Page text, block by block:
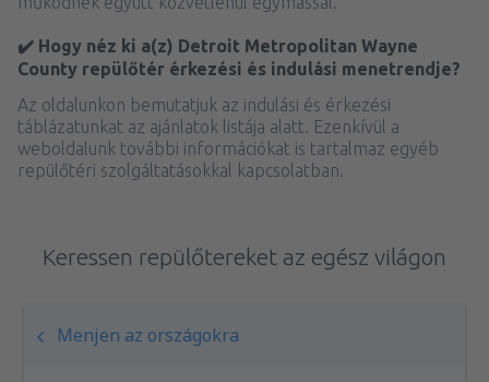
✔️ Hogy néz ki a(z) Detroit Metropolitan Wayne
County repülőtér érkezési és indulási menetrendje?
Az oldalunkon bemutatjuk az indulási és érkezési
táblázatunkat az ajánlatok listája alatt. Ezenkívül a
weboldalunk további információkat is tartalmaz egyéb
repülőtéri szolgáltatásokkal kapcsolatban.
Keressen repülőtereket az egész világon
Menjen az országokra